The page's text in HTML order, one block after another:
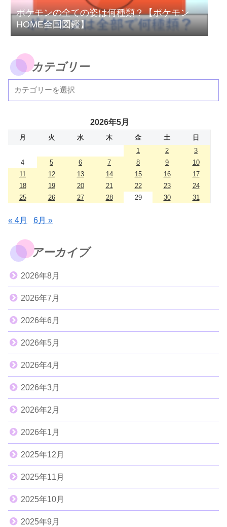
ポケモンの全ての姿は何種類？【ポケモン
HOME全国図鑑】
カテゴリー
2026年5月
月 火 水 木 金 土
日
1
2
3
4
5 6 7 8 9
10
11
12 13 14 15 16
17
18
19 20 21 22 23
24
25
26 27 28 29 30 31
« 4月 6月 »
アーカイブ
2026年8月
2026年7月
2026年6月
2026年5月
2026年4月
2026年3月
2026年2月
2026年1月
2025年12月
2025年11月
2025年10月
2025年9月